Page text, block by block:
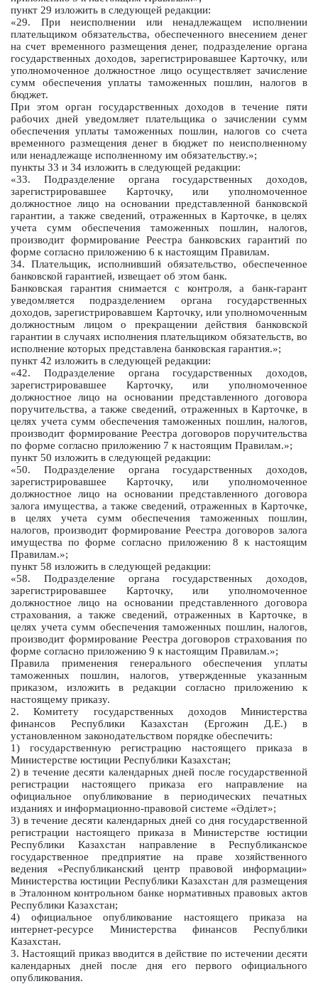
пункт 29 изложить в следующей редакции:
«29. При неисполнении или ненадлежащем исполнении
плательщиком обязательства, обеспеченного внесением денег
на счет временного размещения денег, подразделение органа
государственных доходов, зарегистрировавшее Карточку, или
уполномоченное должностное лицо осуществляет зачисление
сумм обеспечения уплаты таможенных пошлин, налогов в
бюджет.
При этом орган государственных доходов в течение пяти
рабочих дней уведомляет плательщика о зачислении сумм
обеспечения уплаты таможенных пошлин, налогов со счета
временного размещения денег в бюджет по неисполненному
или ненадлежаще исполненному им обязательству.»;
пункты 33 и 34 изложить в следующей редакции:
«33. Подразделение органа государственных доходов,
зарегистрировавшее Карточку, или уполномоченное
должностное лицо на основании представленной банковской
гарантии, а также сведений, отраженных в Карточке, в целях
учета сумм обеспечения таможенных пошлин, налогов,
производит формирование Реестра банковских гарантий по
форме согласно приложению 6 к настоящим Правилам.
34. Плательщик, исполнивший обязательство, обеспеченное
банковской гарантией, извещает об этом банк.
Банковская гарантия снимается с контроля, а банк-гарант
уведомляется подразделением органа государственных
доходов, зарегистрировавшем Карточку, или уполномоченным
должностным лицом о прекращении действия банковской
гарантии в случаях исполнения плательщиком обязательств, во
исполнение которых представлена банковская гарантия.»;
пункт 42 изложить в следующей редакции:
«42. Подразделение органа государственных доходов,
зарегистрировавшее Карточку, или уполномоченное
должностное лицо на основании представленного договора
поручительства, а также сведений, отраженных в Карточке, в
целях учета сумм обеспечения таможенных пошлин, налогов,
производит формирование Реестра договоров поручительства
по форме согласно приложению 7 к настоящим Правилам.»;
пункт 50 изложить в следующей редакции:
«50. Подразделение органа государственных доходов,
зарегистрировавшее Карточку, или уполномоченное
должностное лицо на основании представленного договора
залога имущества, а также сведений, отраженных в Карточке,
в целях учета сумм обеспечения таможенных пошлин,
налогов, производит формирование Реестра договоров залога
имущества по форме согласно приложению 8 к настоящим
Правилам.»;
пункт 58 изложить в следующей редакции:
«58. Подразделение органа государственных доходов,
зарегистрировавшее Карточку, или уполномоченное
должностное лицо на основании представленного договора
страхования, а также сведений, отраженных в Карточке, в
целях учета сумм обеспечения таможенных пошлин, налогов,
производит формирование Реестра договоров страхования по
форме согласно приложению 9 к настоящим Правилам.»;
Правила применения генерального обеспечения уплаты
таможенных пошлин, налогов, утвержденные указанным
приказом, изложить в редакции согласно приложению к
настоящему приказу.
2. Комитету государственных доходов Министерства
финансов Республики Казахстан (Ергожин Д.Е.) в
установленном законодательством порядке обеспечить:
1) государственную регистрацию настоящего приказа в
Министерстве юстиции Республики Казахстан;
2) в течение десяти календарных дней после государственной
регистрации настоящего приказа его направление на
официальное опубликование в периодических печатных
изданиях и информационно-правовой системе «Әділет»;
3) в течение десяти календарных дней со дня государственной
регистрации настоящего приказа в Министерстве юстиции
Республики Казахстан направление в Республиканское
государственное предприятие на праве хозяйственного
ведения «Республиканский центр правовой информации»
Министерства юстиции Республики Казахстан для размещения
в Эталонном контрольном банке нормативных правовых актов
Республики Казахстан;
4) официальное опубликование настоящего приказа на
интернет-ресурсе Министерства финансов Республики
Казахстан.
3. Настоящий приказ вводится в действие по истечении десяти
календарных дней после дня его первого официального
опубликования.